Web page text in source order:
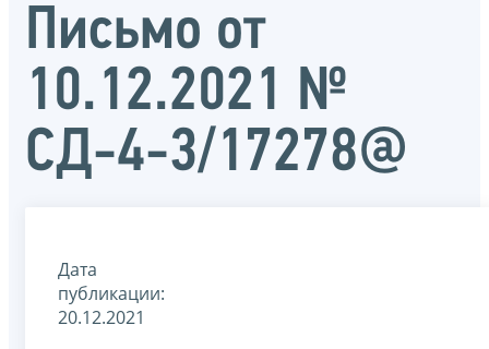
Письмо от
10.12.2021 №
СД-4-3/17278@
Дата
публикации:
20.12.2021